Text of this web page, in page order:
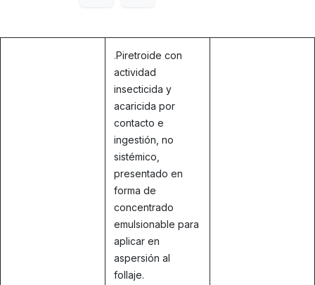
.Piretroide con
actividad
insecticida y
acaricida por
contacto e
ingestión, no
sistémico,
presentado en
forma de
concentrado
emulsionable para
aplicar en
aspersión al
follaje.